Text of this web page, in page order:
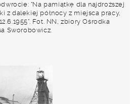
"Na pamiątkę dla najdroższej
z dalekiej północy z miejsca pracy,
Fot. NN, zbiory Ośrodka
Sworobowicz.